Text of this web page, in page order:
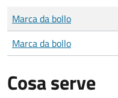
Tipo di pagamento
Importo
Marca da bollo
Marca da bollo
Cosa serve